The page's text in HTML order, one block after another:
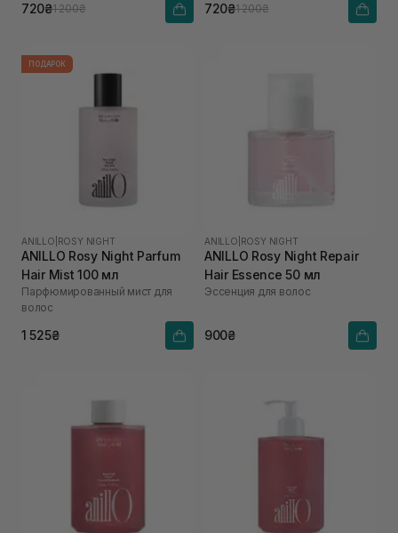
720₴1 200₴ 720₴1 200₴
ПОДАРОК
ANILLO ROSY NIGHT
ANILLO Rosy Night Parfum
Hair Mist 100 мл
Парфюмированный мист для
волос
1 525₴
ANILLO ROSY NIGHT
ANILLO Rosy Night Repair
Hair Essence 50 мл
Эссенция для волос
900₴